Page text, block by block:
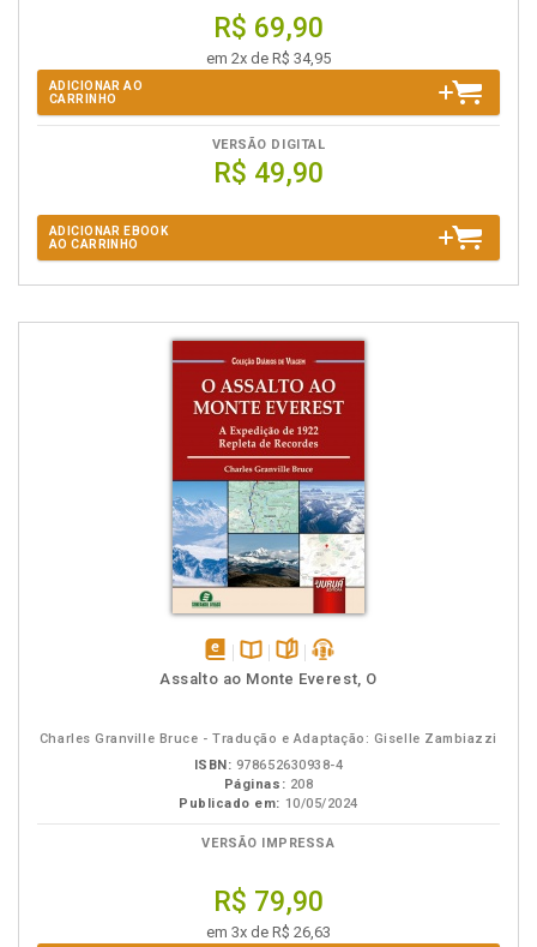
R$ 69,90
em 2x de R$ 34,95
ADICIONAR AO
CARRINHO
VERSÃO DIGITAL
R$ 49,90
ADICIONAR EBOOK
AO CARRINHO
disponívelDisponível
páginaspodcast
Assalto ao Monte Everest, O
Charles Granville Bruce - Tradução e Adaptação: Giselle Zambiazzi
ISBN: 978652630938-4
Páginas: 208
Publicado em: 10/05/2024
VERSÃO IMPRESSA
R$ 79,90
em 3x de R$ 26,63